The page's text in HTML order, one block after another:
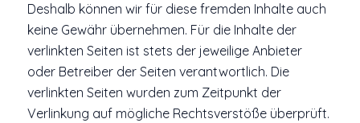
Deshalb können wir für diese fremden Inhalte auch
keine Gewähr übernehmen. Für die Inhalte der
verlinkten Seiten ist stets der jeweilige Anbieter
oder Betreiber der Seiten verantwortlich. Die
verlinkten Seiten wurden zum Zeitpunkt der
Verlinkung auf mögliche Rechtsverstöße überprüft.